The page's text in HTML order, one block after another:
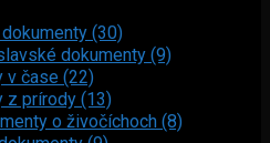
(30)
dokumenty (9)
v čase (22)
z prírody (13)
o živočíchoch (8)